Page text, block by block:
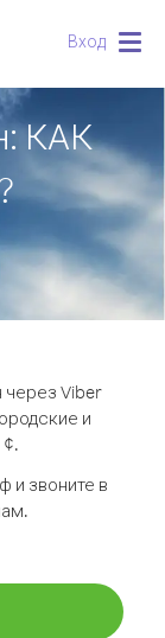
Вход
КАК
через Viber
и
и звоните в